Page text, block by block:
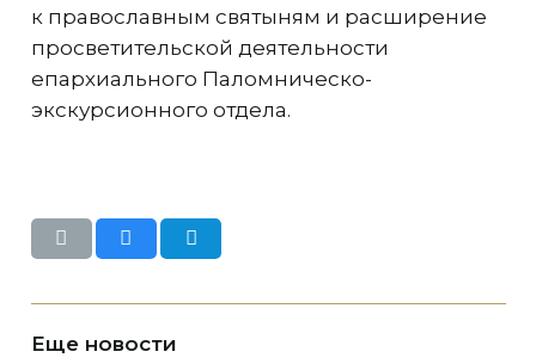
к православным святыням и расширение
просветительской деятельности
епархиального Паломническо-
экскурсионного отдела.
Еще новости